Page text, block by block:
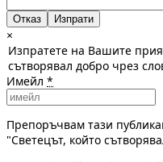
Отказ
×
Изпратете на Вашите
сътворявал добро чрез
Имейл *
Препоръчвам тази
"Светецът, който